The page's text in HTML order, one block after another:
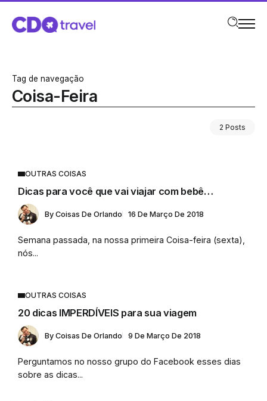
Tag de navegação
Coisa-Feira
2 Posts
OUTRAS COISAS
Dicas para você que vai viajar com bebê…
By Coisas De Orlando 16 De Março De 2018
Semana passada, na nossa primeira Coisa-feira (sexta),
nós...
OUTRAS COISAS
20 dicas IMPERDÍVEIS para sua viagem
By Coisas De Orlando 9 De Março De 2018
Perguntamos no nosso grupo do Facebook esses dias
sobre as dicas...